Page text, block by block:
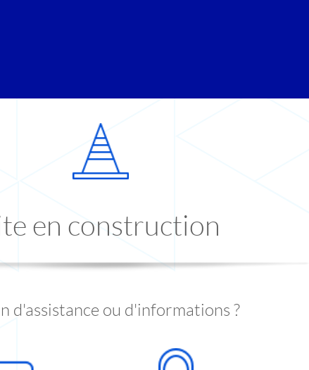
en construction
d'assistance ou d'informations ?